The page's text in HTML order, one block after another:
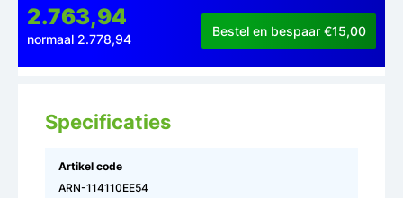
2.763,94
normaal 2.778,94
Bestel en bespaar €15,00
Specificaties
Artikel code
ARN-114110EE54